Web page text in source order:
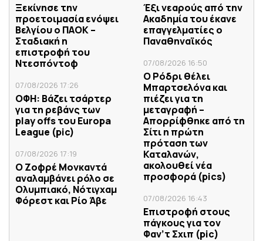
Ξεκίνησε την
προετοιμασία ενόψει
Βελγίου ο ΠΑΟΚ –
Σταδιακή η
επιστροφή του
Ντεσπόντοφ
07/08/2026 17:26
ΟΦΗ: Βάζει τσάρτερ
για τη ρεβάνς των
play offs του Europa
League (pic)
07/08/2026 17:19
Ο Ζοφρέ Μονκαντά
αναλαμβάνει ρόλο σε
Ολυμπιακό, Νότιγχαμ
Φόρεστ και Ρίο Άβε
Έξι νεαρούς από την
Ακαδημία του έκανε
επαγγελματίες ο
Παναθηναϊκός
07/08/2026 16:50
Ο Ρόδρι θέλει
Μπαρτσελόνα και
πιέζει για τη
μεταγραφή –
Απορρίφθηκε από τη
Σίτι η πρώτη
πρόταση των
Καταλανών,
ακολουθεί νέα
προσφορά (pics)
07/08/2026 16:43
Επιστροφή στους
πάγκους για τον
Φαν’τ Σχιπ (pic)